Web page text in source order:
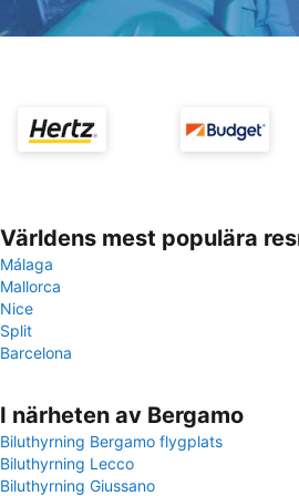
Världens mest populära
Málaga
Mallorca
Nice
Split
Barcelona
I närheten av Bergamo
Biluthyrning Bergamo flygplats
Biluthyrning Lecco
Biluthyrning Giussano